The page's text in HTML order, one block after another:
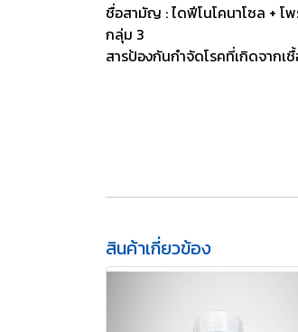
ชื่อสามัญ : ไดฟีโนโคนาโซล + โพ
กลุ่ม 3
สารป้องกันกำจัดโรคที่เกิดจากเ
สินค้าเกี่ยวข้อง